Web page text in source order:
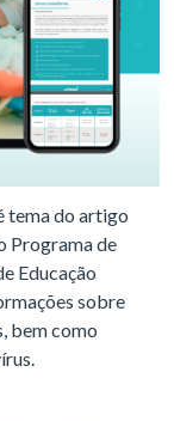
tema do artigo
Programa de
Educação
sobre
bem como